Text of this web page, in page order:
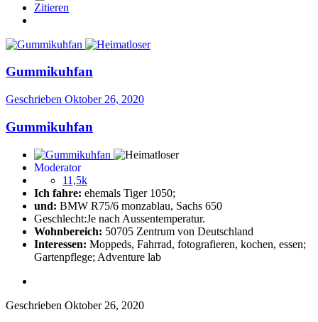
Zitieren
Gummikuhfan
Geschrieben Oktober 26, 2020
Gummikuhfan
Moderator
11,5k
Ich fahre: ehemals Tiger 1050;
und: BMW R75/6 monzablau, Sachs 650
Geschlecht:Je nach Aussentemperatur.
Wohnbereich: 50705 Zentrum von Deutschland
Interessen: Moppeds, Fahrrad, fotografieren, kochen, essen;
Gartenpflege; Adventure lab
Geschrieben Oktober 26, 2020